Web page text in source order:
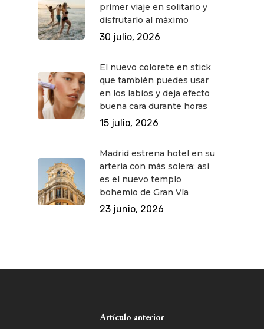
primer viaje en solitario y
disfrutarlo al máximo
30 julio, 2026
El nuevo colorete en stick
que también puedes usar
en los labios y deja efecto
buena cara durante horas
15 julio, 2026
Madrid estrena hotel en su
arteria con más solera: así
es el nuevo templo
bohemio de Gran Vía
23 junio, 2026
Artículo anterior